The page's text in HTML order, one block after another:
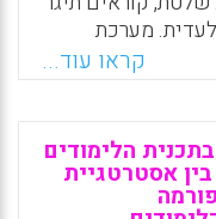
ערניים
בהוראת
לצמצום
מערכת
מהשיח הגועש
עם התקפות
המתויגים
הפוליטי. ספר זה
ואף בוחן אותן
בעולם. לעומת
קראו עוד...
הלימודים
אסטרטגיית